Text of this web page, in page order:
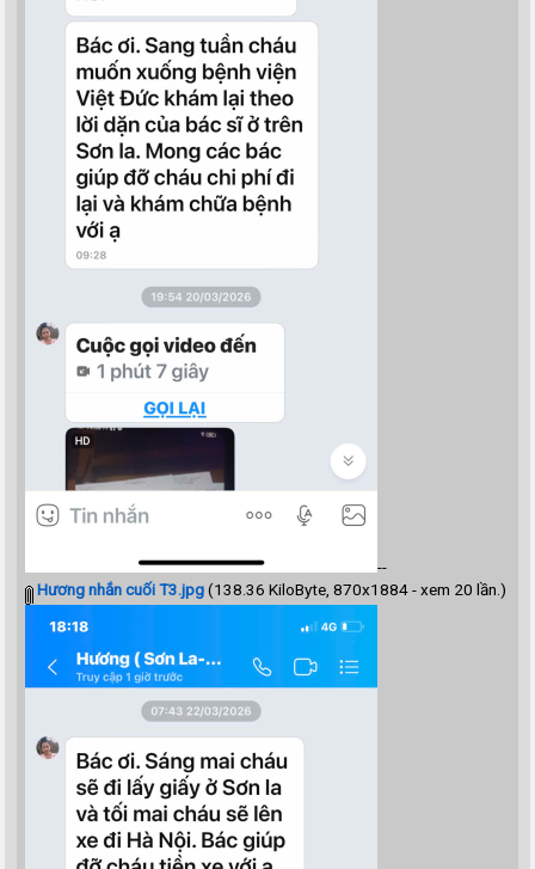
--
Hương nhắn cuối T3.jpg(138.36 KiloByte, 870x1884 - xem 20 lần.)